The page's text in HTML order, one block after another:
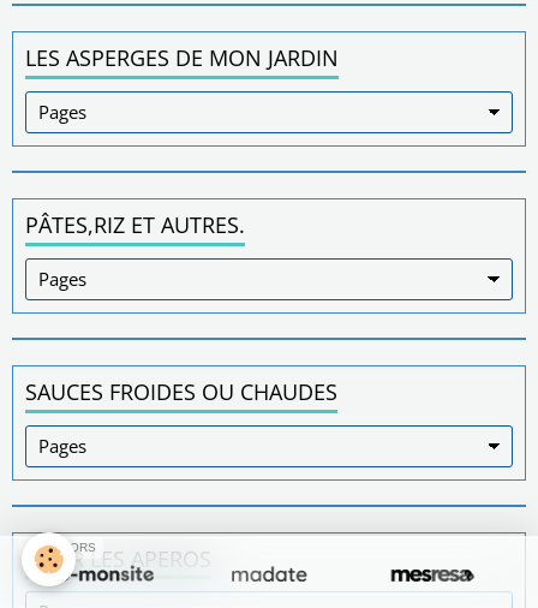
LES ASPERGES DE MON JARDIN
PÂTES,RIZ ET AUTRES.
SAUCES FROIDES OU CHAUDES
POUR LES APEROS
SPONSORS